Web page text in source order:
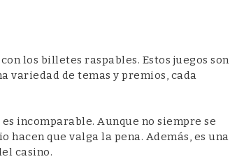
los billetes raspables. Estos juegos son
variedad de temas y premios, cada
incomparable. Aunque no siempre se
que valga la pena. Además, es una
casino.